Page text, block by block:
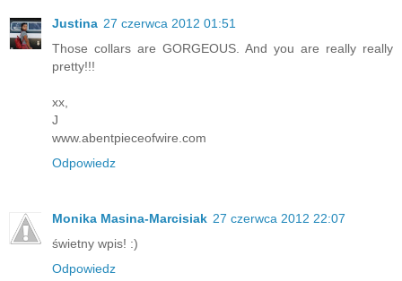
Justina 27 czerwca 2012 01:51
Those collars are GORGEOUS. And you are really really
pretty!!!
xx,
J
www.abentpieceofwire.com
Odpowiedz
Monika Masina-Marcisiak 27 czerwca 2012 22:07
świetny wpis! :)
Odpowiedz